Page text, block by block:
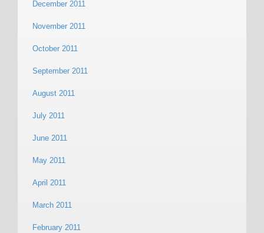
December 2011
November 2011
October 2011
September 2011
August 2011
July 2011
June 2011
May 2011
April 2011
March 2011
February 2011